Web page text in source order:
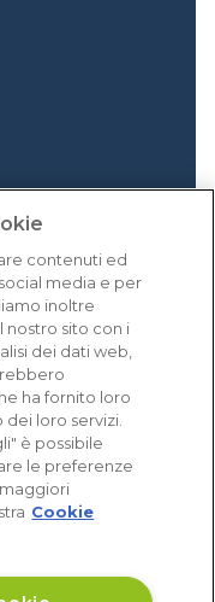
contenuti ed
media e per
inoltre
nostro sito con i
dei dati web,
ha fornito loro
loro servizi.
è possibile
le preferenze
Cookie